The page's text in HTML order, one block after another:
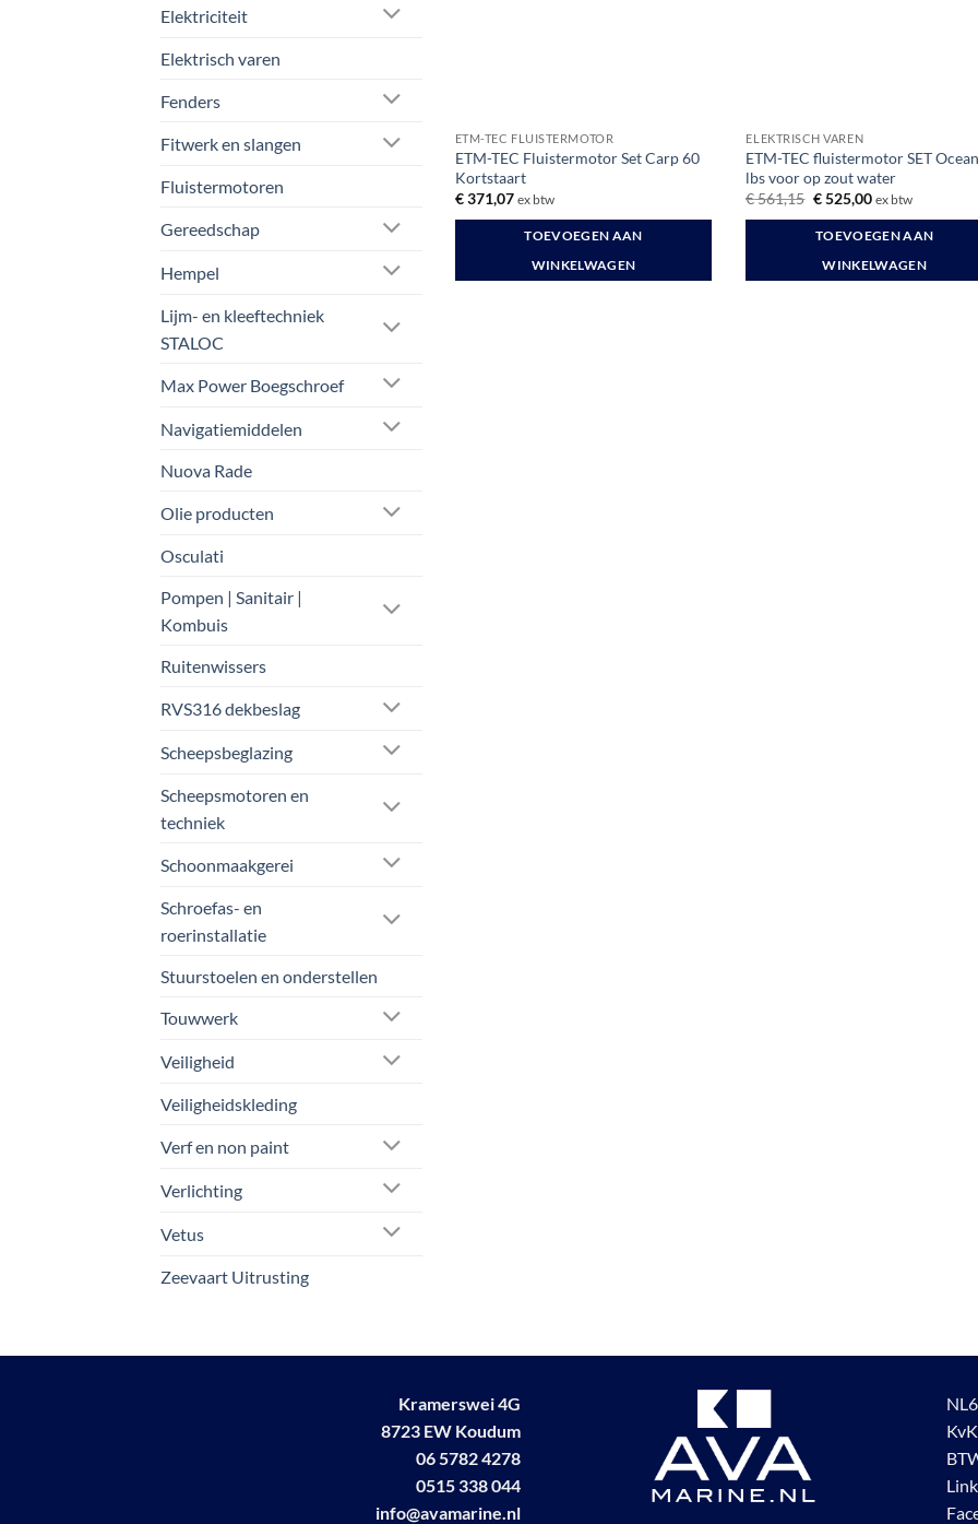
Elektriciteit
Elektrisch varen
Fenders
Fitwerk en slangen
Fluistermotoren
Gereedschap
Hempel
Lijm- en kleeftechniek
STALOC
Max Power Boegschroef
Navigatiemiddelen
Nuova Rade
Olie producten
Osculati
Pompen | Sanitair |
Kombuis
Ruitenwissers
RVS316 dekbeslag
Scheepsbeglazing
Scheepsmotoren en
techniek
Schoonmaakgerei
Schroefas- en
roerinstallatie
Stuurstoelen en onderstellen
Touwwerk
Veiligheid
Veiligheidskleding
Verf en non paint
Verlichting
Vetus
Zeevaart Uitrusting
ETM-TEC FLUISTERMOTOR
ETM-TEC Fluistermotor Set Carp 60
Kortstaart
€371,07 ex btw
TOEVOEGEN AAN
WINKELWAGEN
ELEKTRISCH VAREN
ETM-TEC fluistermotor SET
lbs voor op zout water
€561,15 Oorspronkelijke
was:
€ 561,15.
€525,00Huidige
is:
€ 525,00.
ex btw
TOEVOEGEN AAN
WINKELWAGEN
Kramerswei 4G
8723 EW Koudum
06 5782 4278
0515 338 044
info@avamarine.nl